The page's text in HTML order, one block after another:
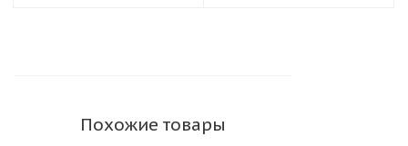
Похожие товары